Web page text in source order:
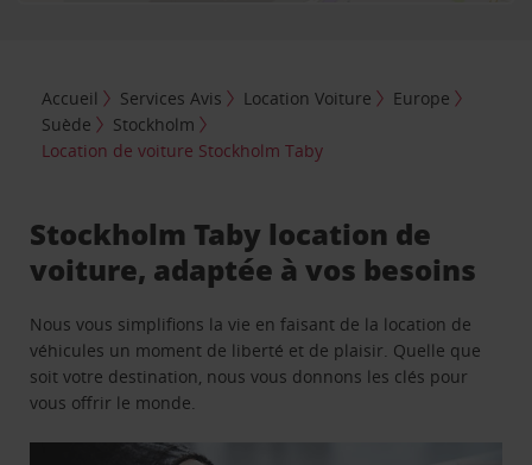
Accueil Services Avis Location Voiture
Europe
Suède
Stockholm
Location de voiture Stockholm Taby
Stockholm Taby location de
voiture, adaptée à vos besoins
Nous vous simplifions la vie en faisant de la location de
véhicules un moment de liberté et de plaisir. Quelle que
soit votre destination, nous vous donnons les clés pour
vous offrir le monde.